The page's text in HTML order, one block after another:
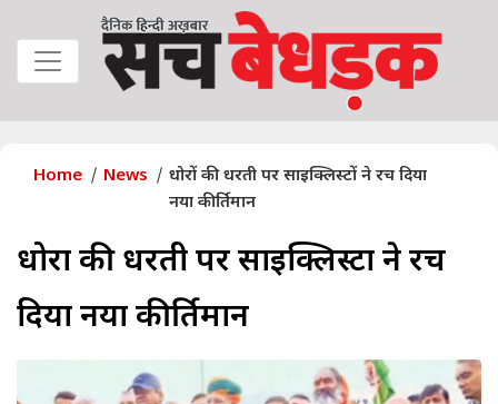
Home News
धोरों की धरती पर साइक्लिस्टों ने रच दिया
नया कीर्तिमान
धोरों की धरती पर साइक्लिस्टों ने रच
दिया नया कीर्तिमान